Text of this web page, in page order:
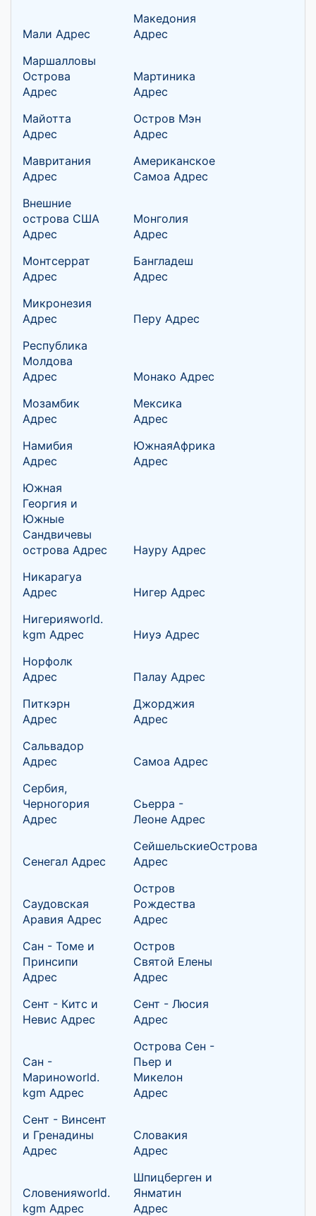
Мали Адрес
Македония
Адрес
Маршалловы
Острова
Адрес
Мартиника
Адрес
Майотта
Адрес
Остров Мэн
Адрес
Мавритания
Адрес
Американское
Самоа Адрес
Внешние
острова США
Адрес
Монголия
Адрес
Монтсеррат
Адрес
Бангладеш
Адрес
Микронезия
Адрес
Перу Адрес
Республика
Молдова
Адрес
Монако Адрес
Мозамбик
Адрес
Мексика
Адрес
Намибия
Адрес
ЮжнаяАфрика
Адрес
Южная
Георгия и
Южные
Сандвичевы
острова Адрес
Науру Адрес
Никарагуа
Адрес
Нигер Адрес
Нигерияworld.
kgm Адрес
Ниуэ Адрес
Норфолк
Адрес
Палау Адрес
Питкэрн
Адрес
Джорджия
Адрес
Сальвадор
Адрес
Самоа Адрес
Сербия,
Черногория
Адрес
Сьерра -
Леоне Адрес
Сенегал Адрес
СейшельскиеОстрова
Адрес
Саудовская
Аравия Адрес
Остров
Рождества
Адрес
Сан - Томе и
Принсипи
Адрес
Остров
Святой Елены
Адрес
Сент - Китс и
Невис Адрес
Сент - Люсия
Адрес
Сан -
Мариноworld.
kgm Адрес
Острова Сен -
Пьер и
Микелон
Адрес
Сент - Винсент
и Гренадины
Адрес
Словакия
Адрес
Словенияworld.
kgm Адрес
Шпицберген и
Янматин
Адрес